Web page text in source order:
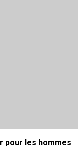
pour les hommes